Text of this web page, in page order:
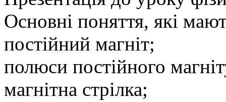
Основні поняття, які
постійний магніт;
полюси постійного
магнітна стрілка;